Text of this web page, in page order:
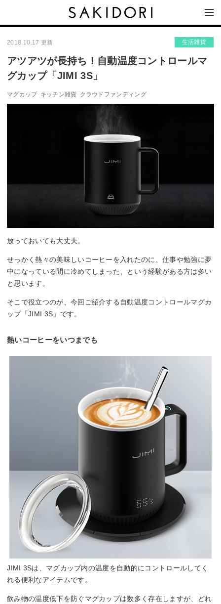
2018.10.17 更新 生活雑貨
アツアツが長持ち！自動温度コントロールマ
グカップ「JIMI 3S」
マグカップ キッチン雑貨 クラウドファンディング
放っておいても大丈夫。
せっかく熱々の美味しいコーヒーを入れたのに、仕事や勉強に夢
中になっている間に冷めてしまった、という経験がある方は多い
と思います。
そこで役立つのが、今回ご紹介する自動温度コントロールマグカ
ップ「JIMI 3S」です。
熱いコーヒーをいつまでも
JIMI 3Sは、マグカップ内の温度を自動的にコントロールしてく
れる便利なアイテムです。
飲み物の温度低下を防ぐマグカップは数多く存在しますが、どれ